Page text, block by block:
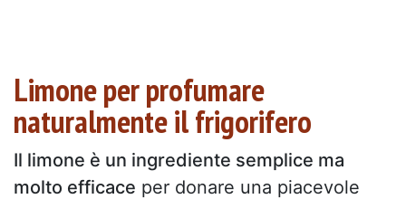
Limone per profumare
naturalmente il frigorifero
Il limone è un ingrediente semplice ma
molto efficace per donare una piacevole